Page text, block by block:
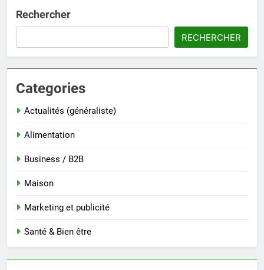
Rechercher
RECHERCHER
Categories
Actualités (généraliste)
Alimentation
Business / B2B
Maison
Marketing et publicité
Santé & Bien être